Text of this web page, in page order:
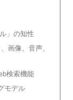
」の知性
画像、音声、
検索機能
モデル